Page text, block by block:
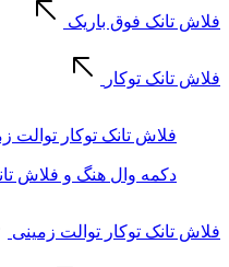
فلاش تانک فوق باریک
فلاش تانک توکار
فلاش تانک توکار توالت
دکمه وال هنگ و فلاش
فلاش تانک توکار توالت زمینی